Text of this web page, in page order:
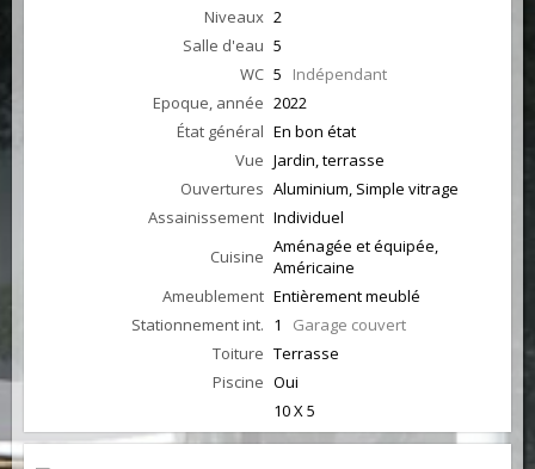
Niveaux 2
Salle d'eau 5
WC 5 Indépendant
Epoque, année 2022
État général En bon état
Vue Jardin, terrasse
Ouvertures Aluminium, Simple vitrage
Assainissement Individuel
Cuisine Aménagée et équipée,
Américaine
Ameublement Entièrement meublé
Stationnement int. 1 Garage couvert
Toiture Terrasse
Piscine Oui
10 X 5